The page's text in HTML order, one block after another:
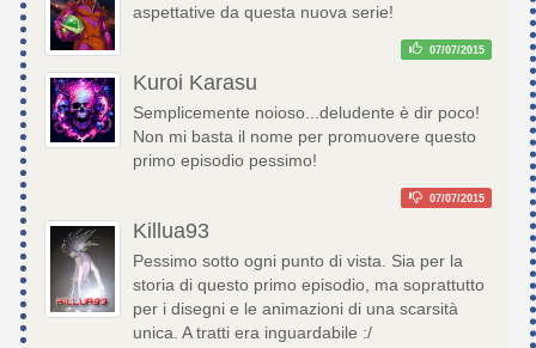
aspettative da questa nuova serie!
07/07/2015
Kuroi Karasu
Semplicemente noioso...deludente è dir poco!
Non mi basta il nome per promuovere questo
primo episodio pessimo!
07/07/2015
Killua93
Pessimo sotto ogni punto di vista. Sia per la
storia di questo primo episodio, ma soprattutto
per i disegni e le animazioni di una scarsità
unica. A tratti era inguardabile :/